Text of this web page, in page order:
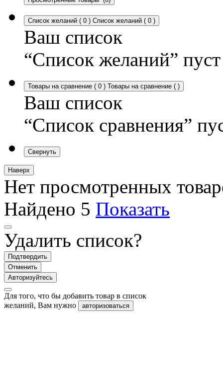
Список желаний ( 0 ) Список желаний ( 0 )
Ваш список
“Список желаний” пуст
Товары на сравнение ( 0 ) Товары на сравнение ( )
Ваш список
“Список сравнения”
Свернуть
Наверх
Нет просмотренных
Найдено 5 Показать
Удалить список?
Подтвердить
Отменить
Авторизуйтесь
Для того, что бы добавить товар в список
желаний, Вам нужно
авторизоваться